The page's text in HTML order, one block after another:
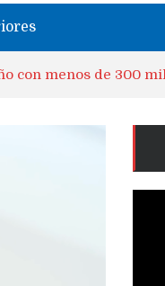
con menos de 300